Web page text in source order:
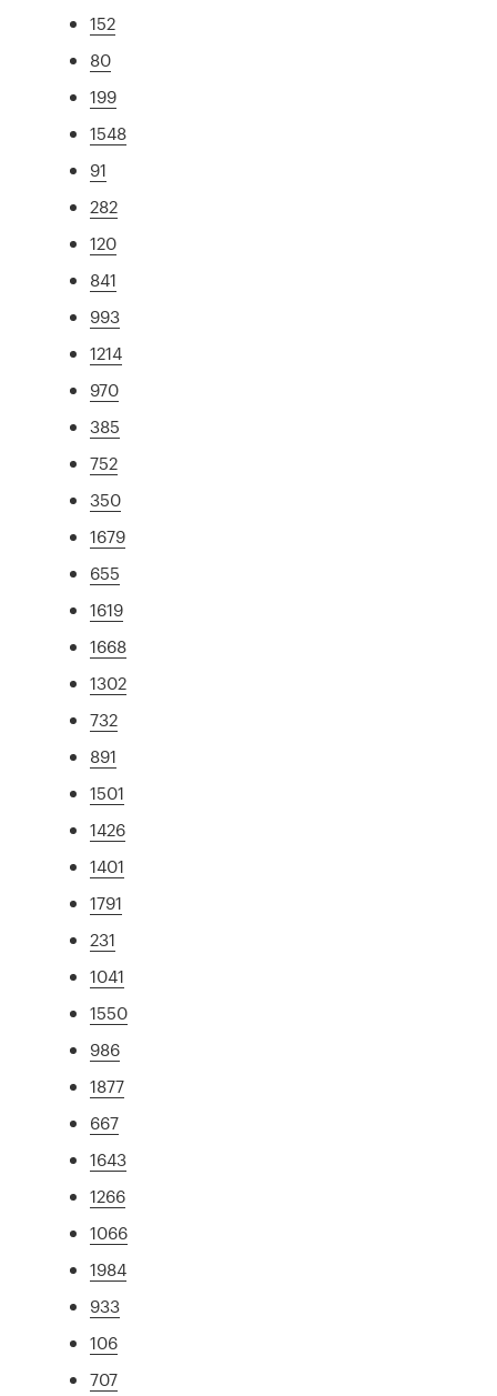
152
80
199
1548
91
282
120
841
993
1214
970
385
752
350
1679
655
1619
1668
1302
732
891
1501
1426
1401
1791
231
1041
1550
986
1877
667
1643
1266
1066
1984
933
106
707